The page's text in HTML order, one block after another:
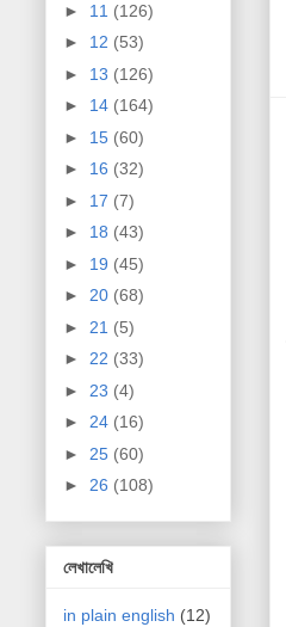
► 11 (126)
► 12 (53)
► 13 (126)
► 14 (164)
► 15 (60)
► 16 (32)
► 17 (7)
► 18 (43)
► 19 (45)
►20 (68)
► 21 (5)
►22 (33)
► 23 (4)
►24 (16)
► 25 (60)
►26 (108)
লেখালেখি
in plain english (12)